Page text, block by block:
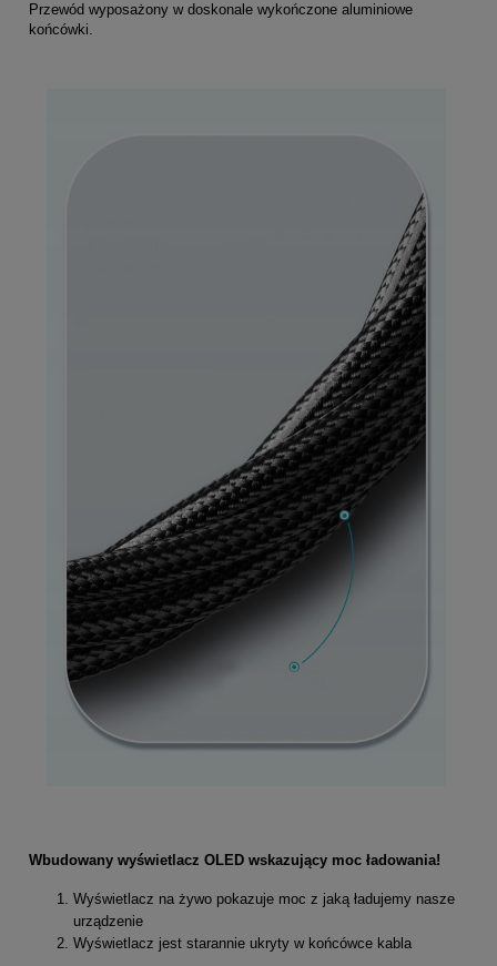
Przewód wyposażony w doskonale wykończone aluminiowe
końcówki.
Wbudowany wyświetlacz OLED wskazujący moc ładowania!
Wyświetlacz na żywo pokazuje moc z jaką ładujemy nasze
urządzenie
Wyświetlacz jest starannie ukryty w końcówce kabla